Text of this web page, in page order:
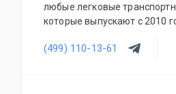
любые легковые
которые выпускают с 2010
средства УАЗ, Лада и все
(499) 110-13-61